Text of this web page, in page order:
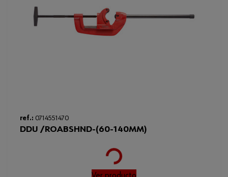
ref.: 0714551470
DDU /ROABSHND-(60-140MM)